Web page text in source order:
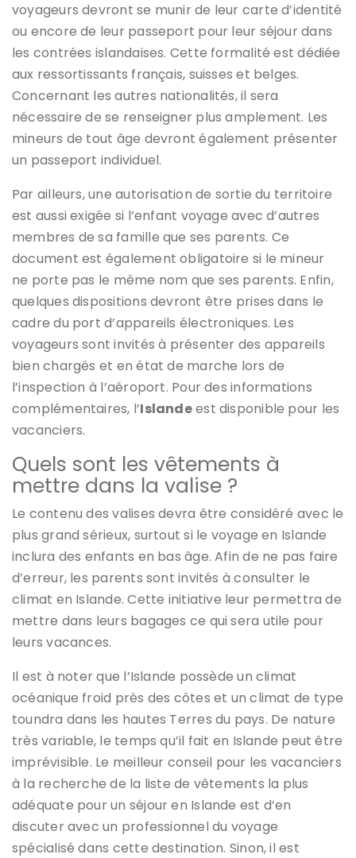
voyageurs devront se munir de leur carte d’identité
ou encore de leur passeport pour leur séjour dans
les contrées islandaises. Cette formalité est dédiée
aux ressortissants français, suisses et belges.
Concernant les autres nationalités, il sera
nécessaire de se renseigner plus amplement. Les
mineurs de tout âge devront également présenter
un passeport individuel.
Par ailleurs, une autorisation de sortie du territoire
est aussi exigée si l’enfant voyage avec d’autres
membres de sa famille que ses parents. Ce
document est également obligatoire si le mineur
ne porte pas le même nom que ses parents. Enfin,
quelques dispositions devront être prises dans le
cadre du port d’appareils électroniques. Les
voyageurs sont invités à présenter des appareils
bien chargés et en état de marche lors de
l’inspection à l’aéroport. Pour des informations
complémentaires, l’Islandeest disponible pour les
vacanciers.
Quels sont les vêtements à
mettre dans la valise ?
Le contenu des valises devra être considéré avec le
plus grand sérieux, surtout si le voyage en Islande
inclura des enfants en bas âge. Afin de ne pas faire
d’erreur, les parents sont invités à consulter le
climat en Islande. Cette initiative leur permettra de
mettre dans leurs bagages ce qui sera utile pour
leurs vacances.
Il est à noter que l’Islande possède un climat
océanique froid près des côtes et un climat de type
toundra dans les hautes Terres du pays. De nature
très variable, le temps qu’il fait en Islande peut être
imprévisible. Le meilleur conseil pour les vacanciers
à la recherche de la liste de vêtements la plus
adéquate pour un séjour en Islande est d’en
discuter avec un professionnel du voyage
spécialisé dans cette destination. Sinon, il est